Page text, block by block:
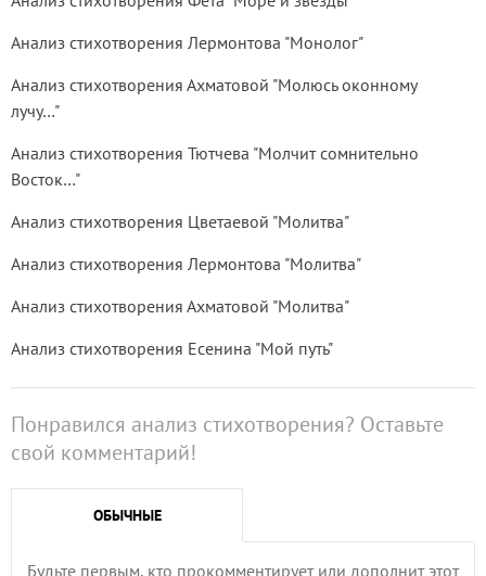
Анализ стихотворения Лермонтова "Монолог"
Анализ стихотворения Ахматовой "Молюсь оконному
лучу…"
Анализ стихотворения Тютчева "Молчит сомнительно
Восток…"
Анализ стихотворения Цветаевой "Молитва"
Анализ стихотворения Лермонтова "Молитва"
Анализ стихотворения Ахматовой "Молитва"
Анализ стихотворения Есенина "Мой путь"
Понравился анализ стихотворения? Оставьте
свой комментарий!
ОБЫЧНЫЕ
Будьте первым, кто прокомментирует или дополнит этот